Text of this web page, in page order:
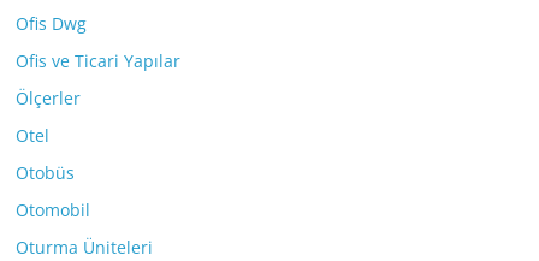
Ofis Dwg
Ofis ve Ticari Yapılar
Ölçerler
Otel
Otobüs
Otomobil
Oturma Üniteleri